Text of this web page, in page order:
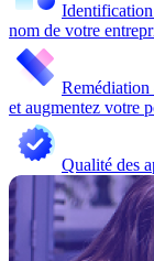
Identification
nom de votre
et augmentez votre
Qualité des